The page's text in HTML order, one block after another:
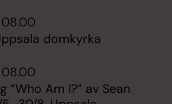
domkyrka
”Who Am I?” av Sean